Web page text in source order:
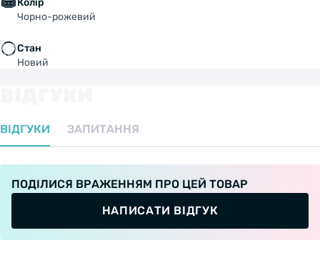
Чорно-рожевий
Стан
Новий
ВІДГУКИ ЗАПИТАННЯ
ПОДІЛИСЯ ВРАЖЕННЯМ ПРО ЦЕЙ ТОВАР
НАПИСАТИ ВІДГУК